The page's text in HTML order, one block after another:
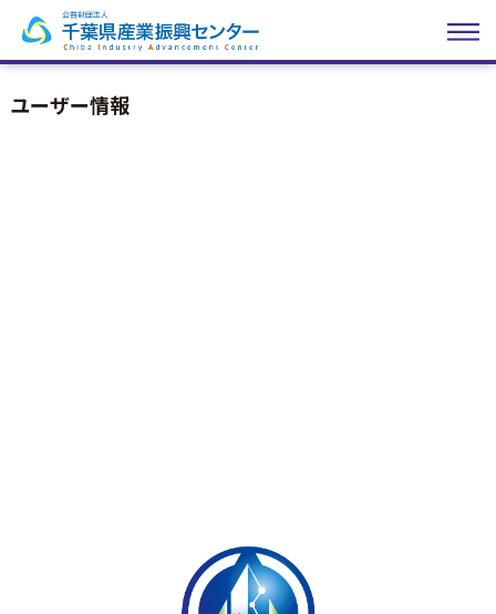
ユーザー情報